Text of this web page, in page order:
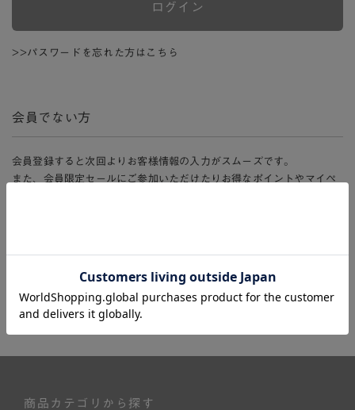
ログイン
>>パスワードを忘れた方はこちら
会員でない方
会員登録すると次回よりお客様情報の入力がスムーズです。
また、会員限定セールにご参加いただけたりお得なポイントやマイペ
新規会員登録
商品カテゴリから探す